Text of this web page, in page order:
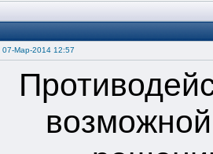
07-Мар-2014 12:57